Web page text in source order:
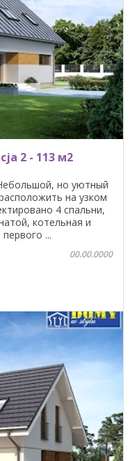
2 - 113 м2
но уютный
на узком
4 спальни,
котельная и
...
00.00.0000